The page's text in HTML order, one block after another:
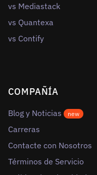
vs Mediastack
vs Quantexa
vs Contify
COMPAÑÍA
Blog y Noticias new
Carreras
Contacte con Nosotros
Términos de Servicio